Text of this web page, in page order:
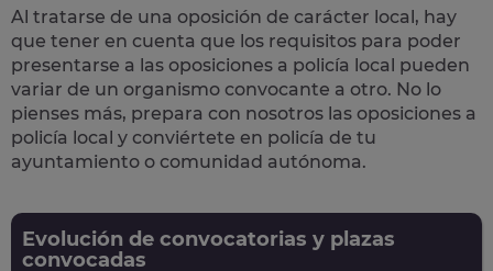
Al tratarse de una oposición de carácter local, hay
que tener en cuenta que los requisitos para poder
presentarse a las oposiciones a policía local pueden
variar de un organismo convocante a otro. No lo
pienses más, prepara con nosotros las oposiciones a
policía local y conviértete en policía de tu
ayuntamiento o comunidad autónoma.
Evolución de convocatorias y plazas
convocadas